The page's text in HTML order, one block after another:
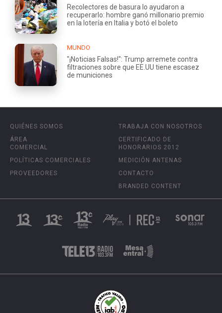
Recolectores de basura lo ayudaron a
recuperarlo: hombre ganó millonario premio
en la lotería en Italia y botó el boleto
MUNDO
"¡Noticias Falsas!": Trump arremete contra
filtraciones sobre que EE.UU tiene escasez
de municiones
QUIÉNES SOMOS
ÁREA
COMERCIAL
POLÍTICAS COMERCIALES
PROVEEDORES
TRABAJA CON NOSOTROS
CERTIFICADO DE
HONORARIOS 2012
MEDICIÓN ANTENAS
CONTACTO
BRANDED CONTENT